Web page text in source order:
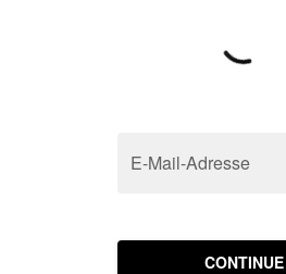
E-Mail-Adresse
CONTINUE